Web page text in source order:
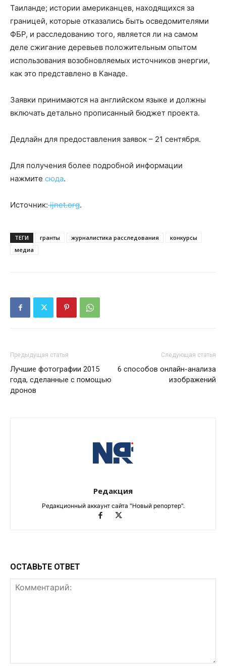
Таиланде; истории американцев, находящихся за
границей, которые отказались быть осведомителями
ФБР, и расследованию того, является ли на самом
деле сжигание деревьев положительным опытом
использования возобновляемых источников энергии,
как это представлено в Канаде.
Заявки принимаются на английском языке и должны
включать детально прописанный бюджет проекта.
Дедлайн для предоставления заявок – 21 сентября.
Для получения более подробной информации
нажмите сюда.
Источник:ijnet.org.
ТЕГИ гранты журналистика расследования
конкурсы
медиа
Предыдущая статья
Лучшие фотографии 2015
года, сделанные с помощью
дронов
Следующая статья
6 способов онлайн-анализа
изображений
Редакция
Редакционный аккаунт сайта "Новый репортер".
ОСТАВЬТЕ ОТВЕТ